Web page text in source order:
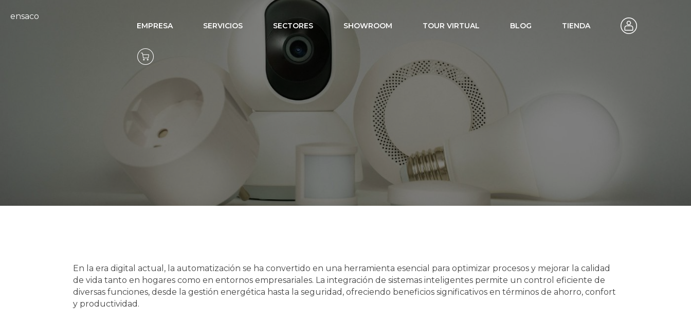
ensaco
EMPRESA SERVICIOS SECTORES SHOWROOM TOUR VIRTUAL BLOG TIENDA
Cómo la automatización transforma
hogares y empresas
En la era digital actual, la automatización se ha convertido en una herramienta esencial para optimizar procesos y mejorar la calidad
de vida tanto en hogares como en entornos empresariales. La integración de sistemas inteligentes permite un control eficiente de
diversas funciones, desde la gestión energética hasta la seguridad, ofreciendo beneficios significativos en términos de ahorro, confort
y productividad.